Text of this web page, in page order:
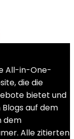
All-in-One-
die die
bietet und
auf dem
dem
Alle zitierten